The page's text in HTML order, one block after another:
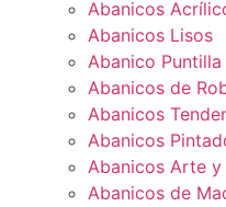
Abanicos
Abanicos Lisos
Abanico Puntilla
Abanicos de
Abanicos
Abanicos
Abanicos Arte y
Abanicos de